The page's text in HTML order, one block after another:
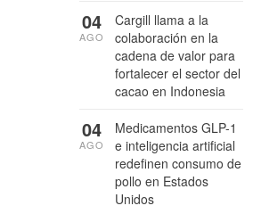
Cargill llama a la
colaboración en la
cadena de valor para
fortalecer el sector del
cacao en Indonesia
04
AGO
Medicamentos GLP-1
e inteligencia artificial
redefinen consumo de
pollo en Estados
Unidos
04
AGO